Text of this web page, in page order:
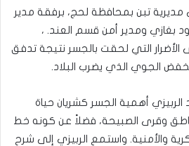
تبن بمحافظة لحج، برفقة مدير
بغازي ومدير أمن قسم العند. ،
الأضرار التي لحقت بالجسر نتيجة تدفق
الجوي الذي يضرب البلاد.
الربيزي أهمية الجسر كشريان حياة
وقرى الصبيحة، فضلاً عن كونه خط
والأمنية. واستمع الربيزي إلى شرح